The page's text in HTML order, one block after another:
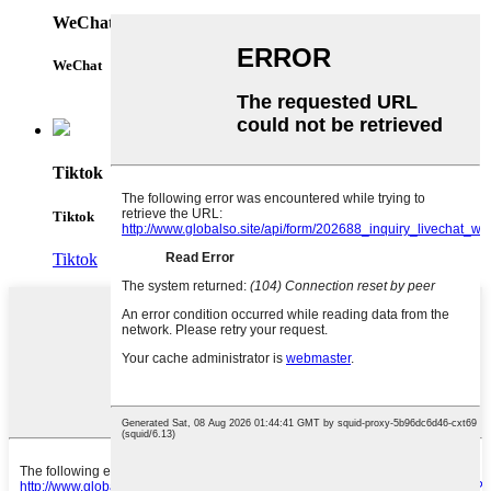
WeChat
WeChat
Tiktok
Tiktok
Tiktok